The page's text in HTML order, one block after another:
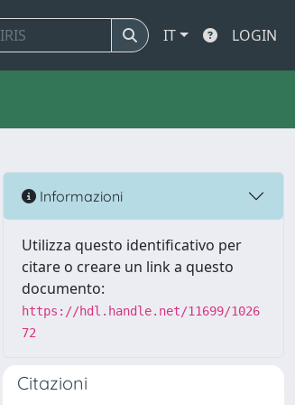
IT LOGIN
Informazioni
Utilizza questo identificativo per
citare o creare un link a questo
documento:
https://hdl.handle.net/11699/1026
72
Citazioni